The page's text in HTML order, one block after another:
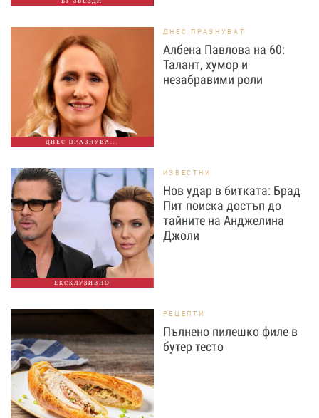
ДНЕС ПРАЗНУВА...
ДНЕС ПРАЗНУВАТ
Албена Павлова на 60:
Талант, хумор и
незабравими роли
ЕКСКЛУЗИВНО
ИЗВЕСТНИ
Нов удар в битката: Брад
Пит поиска достъп до
тайните на Анджелина
Джоли
РЕЦЕПТИ
Пълнено пилешко филе в
бутер тесто